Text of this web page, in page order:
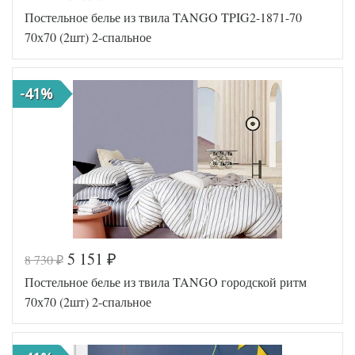
Артикул
TT1228
Ткань
Твил
Размер
180х210
Размер
простыни
Производитель
Tango
(Китай)
Код товара
574-481
Артикул
TT1185
Ткань
Твил
Размер
180х210
Постельное белье из твила TANGO TPIG2-1871-70
70х70 (2шт) 2-спальное
-41%
8 730₽ 5 151 ₽
Постельное белье из твила TANGO городской ритм
70х70 (2шт) 2-спальное